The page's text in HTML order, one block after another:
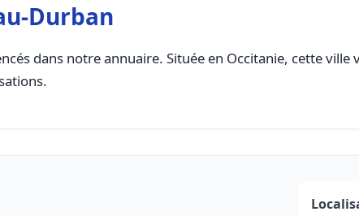
Durban
dans notre annuaire. Située en Occitanie, cette